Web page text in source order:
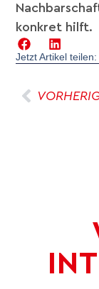
konkret hilft.
Jetzt Artikel teilen: